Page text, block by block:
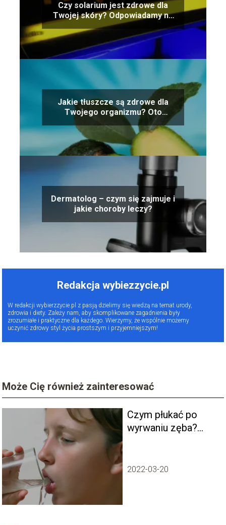
Czy solarium jest zdrowe dla
Twojej skóry? Odpowiadamy na
pytanie
Jakie tłuszcze są zdrowe dla
Twojego organizmu? Oto
przegląd najlepszych opcji!
Dermatolog – czym się zajmuje i
jakie choroby leczy?
Redakcja wybiezzycie.pl
W redakcji wybierzzycie.pl z pasją dzielimy się wiedzą na temat urody,
zdrowia i diety. Zależy nam, aby skomplikowane zagadnienia były
zrozumiałe i praktyczne dla każdego. Wierzymy, że wspólnie możemy
uczynić zdrowy styl życia prostszym i przyjemniejszym!
Może Cię również zainteresować
Czym płukać po
wyrwaniu zęba?
2022-03-20